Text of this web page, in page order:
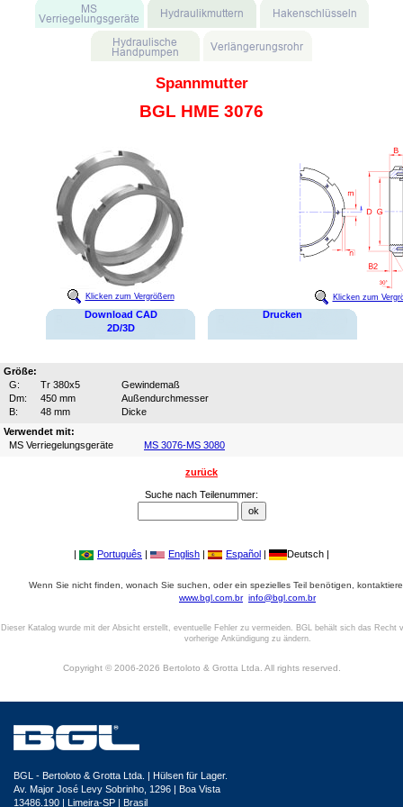
Spannmutter
BGL HME 3076
Klicken zum Vergrößern Klicken zum
Download CAD
2D/3D
Drucken
Größe:
G:
Tr 380x5
Gewindemaß
Dm:
450 mm
Außendurchmesser
B:
48 mm
Dicke
Verwendet mit:
MS Verriegelungsgeräte
MS 3076-MS 3080
zurück
Suche nach Teilenummer:
| Português | English | Español | Deutsch |
Wenn Sie nicht finden, wonach Sie suchen, oder ein spezielles Teil benötigen,
www.bgl.com.br info@bgl.com.br
Dieser Katalog wurde mit der Absicht erstellt, eventuelle Fehler zu vermeiden. BGL behält sich das Recht
vorherige Ankündigung zu ändern.
Copyright © 2006-2026 Bertoloto & Grotta Ltda. All rights reserved.
BGL - Bertoloto & Grotta Ltda. | Hülsen für Lager.
Av. Major José Levy Sobrinho, 1296 | Boa Vista
13486.190 | Limeira-SP | Brasil